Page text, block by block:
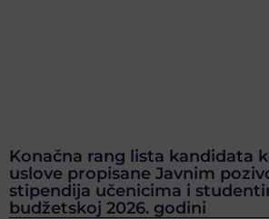
Konačna rang lista kandidata
uslove propisane Javnim
stipendija učenicima i
budžetskoj 2026. godini